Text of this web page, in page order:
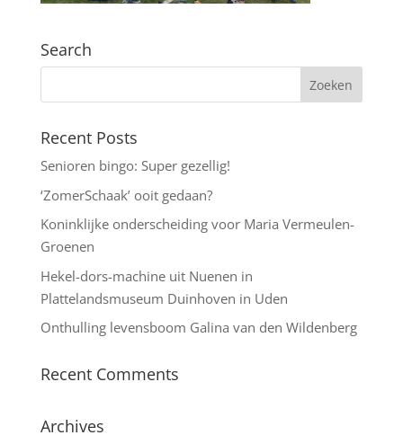
Search
Recent Posts
Senioren bingo: Super gezellig!
‘ZomerSchaak’ ooit gedaan?
Koninklijke onderscheiding voor Maria Vermeulen-
Groenen
Hekel-dors-machine uit Nuenen in
Plattelandsmuseum Duinhoven in Uden
Onthulling levensboom Galina van den Wildenberg
Recent Comments
Archives